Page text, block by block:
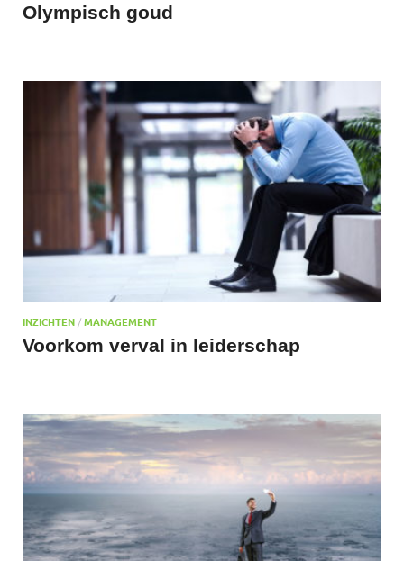
Olympisch goud
INZICHTEN / MANAGEMENT
Voorkom verval in leiderschap